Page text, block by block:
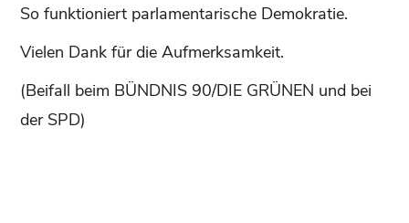
So funktioniert parlamentarische Demokratie.
Vielen Dank für die Aufmerksamkeit.
(Beifall beim BÜNDNIS 90/DIE GRÜNEN und bei
der SPD)